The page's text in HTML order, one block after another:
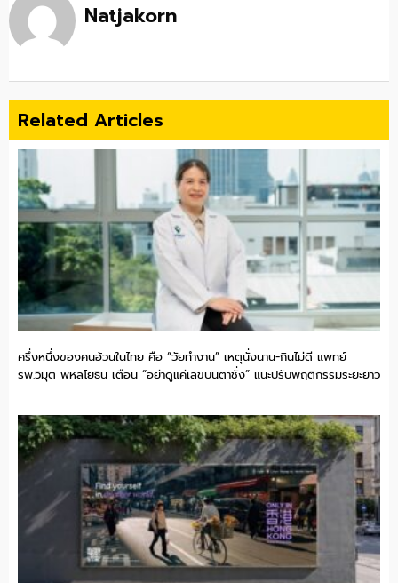
Natjakorn
Related Articles
ครึ่งหนึ่งของคนอ้วนในไทย คือ “วัยทำงาน” เหตุนั่งนาน-กินไม่ดี แพทย์
รพ.วิมุต พหลโยธิน เตือน “อย่าดูแค่เลขบนตาชั่ง” แนะปรับพฤติกรรมระยะยาว